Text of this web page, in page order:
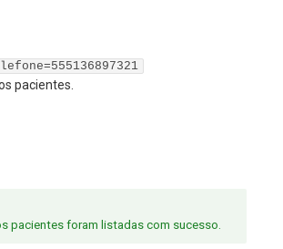
pacientes.
pacientes foram listadas com sucesso.